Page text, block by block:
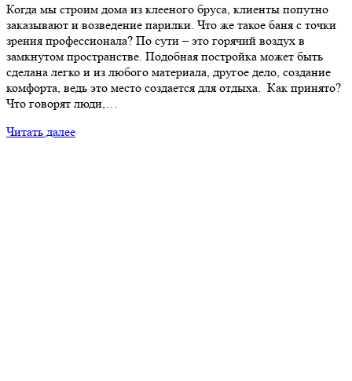
Когда мы строим дома из клееного бруса, клиенты попутно
заказывают и возведение парилки. Что же такое баня с точки
зрения профессионала? По сути – это горячий воздух в
замкнутом пространстве. Подобная постройка может быть
сделана легко и из любого материала, другое дело, создание
комфорта, ведь это место создается для отдыха. Как принято?
Что говорят люди,…
Читать далее